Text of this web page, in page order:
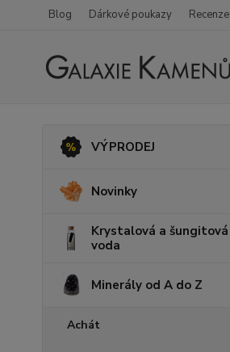
Blog Dárkové poukazy Recenze
VÝPRODEJ
Novinky
Krystalová a šungitová
voda
Minerály od A do Z
Achát